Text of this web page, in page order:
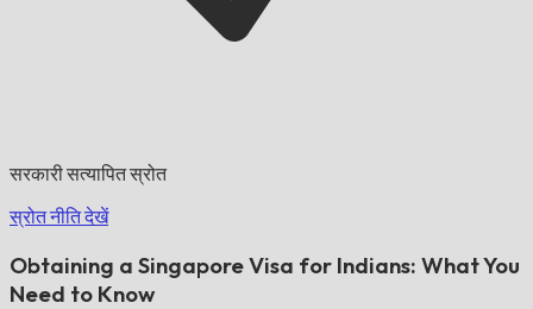
सरकारी सत्यापित स्रोत
स्रोत नीति देखें
Obtaining a Singapore Visa for Indians: What You
Need to Know